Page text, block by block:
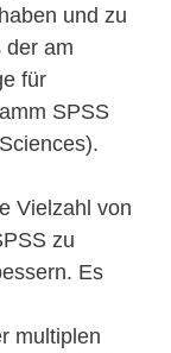
und zu
der am
für
SPSS
Vielzahl von
zu
Es
multiplen